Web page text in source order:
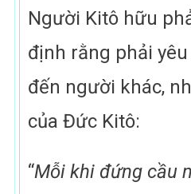
Người Kitô hữu
định rằng phải
đến người khác,
của Đức Kitô:
“Mỗi khi đứng cầu